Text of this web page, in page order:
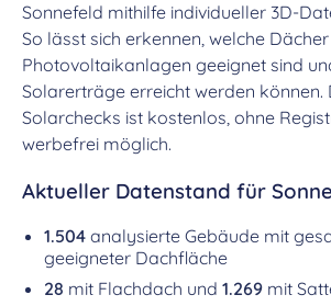
Sonnefeld mithilfe individueller 3D-
So lässt sich erkennen, welche
Photovoltaikanlagen geeignet sind
Solarerträge erreicht werden können.
Solarchecks ist kostenlos, ohne
werbefrei möglich.
Aktueller Datenstand für
1.504 analysierte Gebäude mit
geeigneter Dachfläche
28 mit Flachdach und 1.269 mit